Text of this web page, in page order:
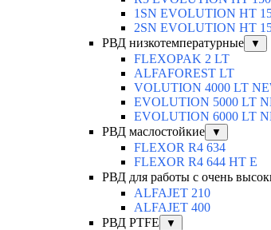
1SN EVOLUTION HT
2SN EVOLUTION HT
РВД низкотемпературные
▼
FLEXOPAK 2 LT
ALFAFOREST LT
VOLUTION 4000 LT
EVOLUTION 5000 LT
EVOLUTION 6000 LT
РВД маслостойкие
▼
FLEXOR R4 634
FLEXOR R4 644 HT E
РВД для работы с очень
ALFAJET 210
ALFAJET 400
РВД PTFE
▼